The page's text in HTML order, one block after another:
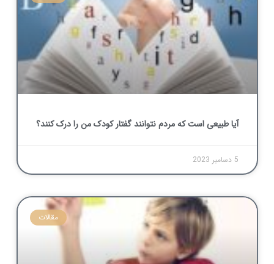
آیا طبیعی است که مردم نتوانند گفتار کودک من را درک کنند؟
5 دسامبر 2023
مقالات